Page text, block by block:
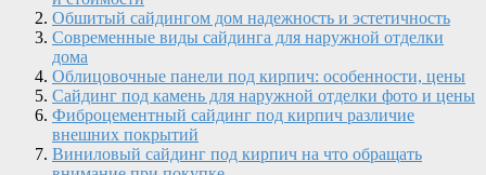
Обшитый сайдингом дом надежность и эстетичность
Современные виды сайдинга для наружной отделки
дома
Облицовочные панели под кирпич: особенности, цены
Сайдинг под камень для наружной отделки фото и цены
Фиброцементный сайдинг под кирпич различие
внешних покрытий
Виниловый сайдинг под кирпич на что обращать